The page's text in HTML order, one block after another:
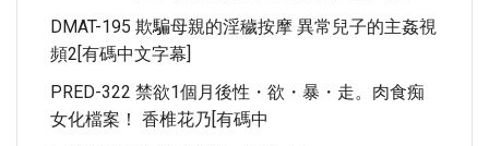
DMAT-195 欺騙母親的淫穢按摩 異常兒子的主姦視
頻2[有碼中文字幕]
PRED-322 禁欲1個月後性・欲・暴・走。肉食痴
女化檔案！ 香椎花乃[有碼中